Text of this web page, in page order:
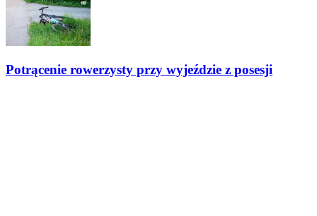
Potrącenie rowerzysty przy wyjeździe z posesji